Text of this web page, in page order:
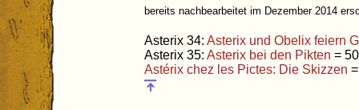
bereits nachbearbeitet im Dezember 2014
Asterix 34: Asterix und Obelix feiern
Asterix 35: Asterix bei den Pikten =
Astérix chez les Pictes: Die Skizzen